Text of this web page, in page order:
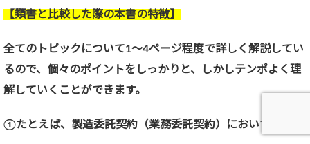
【類書と比較した際の本書の特徴】
全てのトピックについて1～4ページ程度で詳しく解説してい
るので、個々のポイントをしっかりと、しかしテンポよく理
解していくことができます。
①たとえば、製造委託契約（業務委託契約）において、